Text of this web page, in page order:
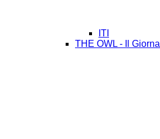
ITI
THE OWL - Il